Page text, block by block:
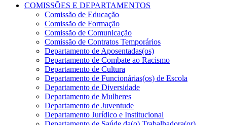
COMISSÕES E DEPARTAMENTOS
Comissão de Educação
Comissão de Formação
Comissão de Comunicação
Comissão de Contratos Temporários
Departamento de Aposentadas(os)
Departamento de Combate ao Racismo
Departamento de Cultura
Departamento de Funcionárias(os) de Escola
Departamento de Diversidade
Departamento de Mulheres
Departamento de Juventude
Departamento Jurídico e Institucional